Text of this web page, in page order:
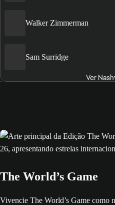
Walker Zimmerman
Sam Surridge
Ver
The World’s Game
Vivencie The World’s Game